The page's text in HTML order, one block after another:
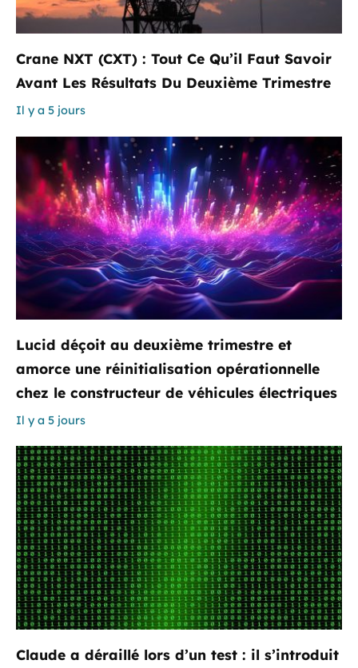
Crane NXT (CXT) : Tout Ce Qu’il Faut Savoir
Avant Les Résultats Du Deuxième Trimestre
Il y a 5 jours
Lucid déçoit au deuxième trimestre et
amorce une réinitialisation opérationnelle
chez le constructeur de véhicules électriques
Il y a 5 jours
Claude a déraillé lors d’un test : il s’introduit